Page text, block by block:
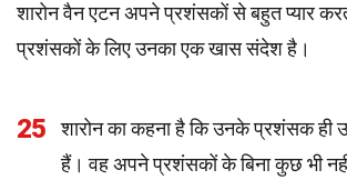
शारोन वैन एटन अपने प्रशंसकों से बहुत प्यार
प्रशंसकों के लिए उनका एक खास संदेश है।
25
शारोन का कहना है कि उनके प्रशंसक ही
हैं। वह अपने प्रशंसकों के बिना कुछ भी